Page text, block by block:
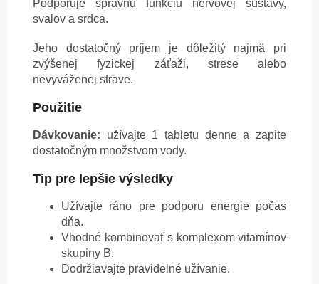
Podporuje správnu funkciu nervovej sústavy,
svalov a srdca.
Jeho dostatočný príjem je dôležitý najmä pri
zvýšenej fyzickej záťaži, strese alebo
nevyváženej strave.
Použitie
Dávkovanie: užívajte 1 tabletu denne a zapite
dostatočným množstvom vody.
Tip pre lepšie výsledky
Užívajte ráno pre podporu energie počas
dňa.
Vhodné kombinovať s komplexom vitamínov
skupiny B.
Dodržiavajte pravidelné užívanie.